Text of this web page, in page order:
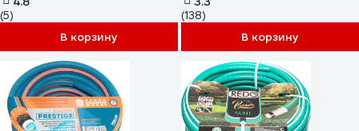
(5)
В корзину
(138)
В корзину